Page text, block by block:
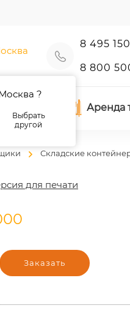
?
Выбрать
другой
8 495
8 800
Аренда
Складские
для печати
Заказать